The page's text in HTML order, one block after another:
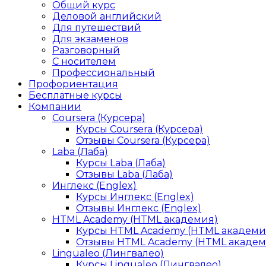
Общий курс
Деловой английский
Для путешествий
Для экзаменов
Разговорный
С носителем
Профессиональный
Профориентация
Бесплатные курсы
Компании
Coursera (Курсера)
Курсы Coursera (Курсера)
Отзывы Coursera (Курсера)
Laba (Лаба)
Курсы Laba (Лаба)
Отзывы Laba (Лаба)
Инглекс (Englex)
Курсы Инглекс (Englex)
Отзывы Инглекс (Englex)
HTML Academy (HTML академия)
Курсы HTML Academy (HTML
Отзывы HTML Academy (HTML
Lingualeo (Лингвалео)